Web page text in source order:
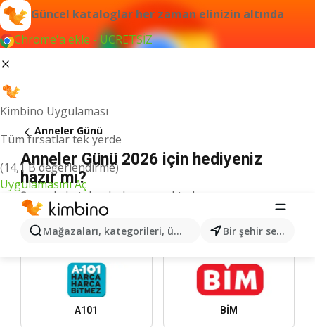
Güncel kataloglar her zaman elinizin altında
Chrome'a ekle - ÜCRETSİZ
Kimbino Uygulaması
Tüm fırsatlar tek yerde
(14,1 B değerlendirme)
Uygulamasını Aç
Mağazaları, kategorileri, ürünleri arayın... Bir şehir seçin
Anneler Günü
Anneler Günü 2026 için hediyeniz
hazır mı?
Şu anda katalog bulunmamaktadır.
En iyi zincirler
A101 BİM